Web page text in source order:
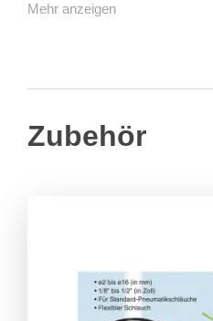
Mehr anzeigen
Zubehör